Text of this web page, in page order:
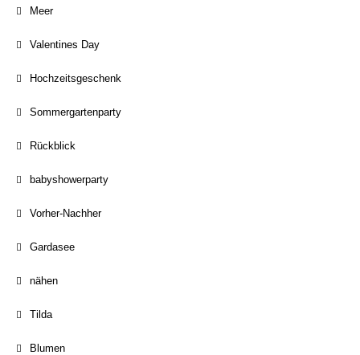
Meer
Valentines Day
Hochzeitsgeschenk
Sommergartenparty
Rückblick
babyshowerparty
Vorher-Nachher
Gardasee
nähen
Tilda
Blumen